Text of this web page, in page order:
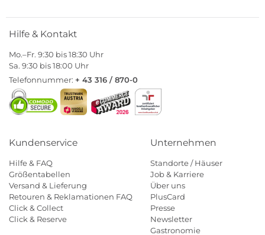
Hilfe & Kontakt
Mo.–Fr. 9:30 bis 18:30 Uhr
Sa. 9:30 bis 18:00 Uhr
Telefonnummer: + 43 316 / 870-0
Kundenservice
Hilfe & FAQ
Größentabellen
Versand & Lieferung
Retouren & Reklamationen FAQ
Click & Collect
Click & Reserve
Unternehmen
Standorte / Häuser
Job & Karriere
Über uns
PlusCard
Presse
Newsletter
Gastronomie